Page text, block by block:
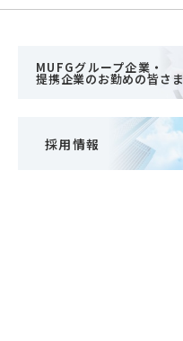
MUFGグループ企業・
提携企業のお勤めの皆さま
採用情報